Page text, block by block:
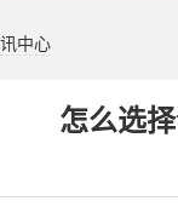
中心
怎么选